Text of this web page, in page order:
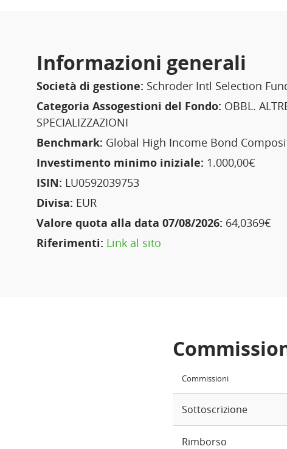
Informazioni generali
Società di gestione: Schroder Intl Selection
Categoria Assogestioni del Fondo: OBBL.
SPECIALIZZAZIONI
Benchmark: Global High Income Bond
Investimento minimo iniziale: 1.000,00€
ISIN: LU0592039753
Divisa: EUR
Valore quota alla data 07/08/2026: 64,0369€
Riferimenti: Link al sito
Commissioni
Sottoscrizione
Rimborso